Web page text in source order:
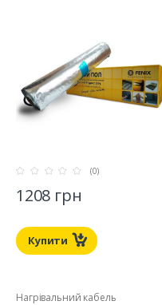
(0)
1208 грн
Купити
Нагрівальний кабель